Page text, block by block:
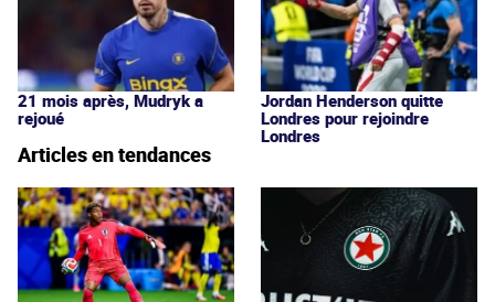
21 mois après, Mudryk a
rejoué
Jordan Henderson quitte
Londres pour rejoindre
Londres
Articles en tendances